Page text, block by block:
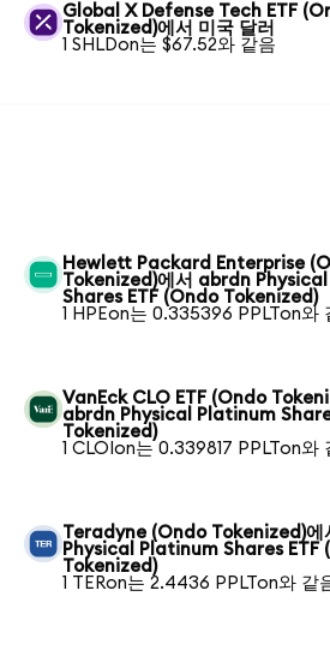
Global X Defense Tech ETF
Tokenized)에서 미국 달러
1 SHLDon는 $67.52와 같음
Hewlett Packard Enterprise
Tokenized)에서 abrdn
Shares ETF (Ondo Tokenized)
1 HPEon는 0.335396 PPLTon와
VanEck CLO ETF (Ondo
abrdn Physical Platinum
Tokenized)
1 CLOIon는 0.339817 PPLTon와
Teradyne (Ondo Tokenized)에
Physical Platinum Shares ETF
Tokenized)
1 TERon는 2.4436 PPLTon와 같